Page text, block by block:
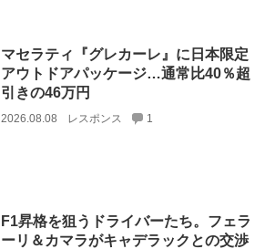
マセラティ『グレカーレ』に日本限定
アウトドアパッケージ…通常比40％超
引きの46万円
2026.08.08 レスポンス 1
F1昇格を狙うドライバーたち。フェラ
ーリ＆カマラがキャデラックとの交渉